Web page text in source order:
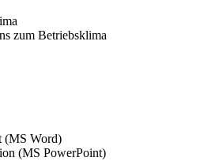
zum Betriebsklima
(MS Word)
(MS PowerPoint)